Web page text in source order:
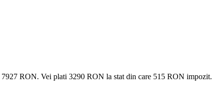
7927 RON. Vei plati 3290 RON la stat din care 515 RON impozit.